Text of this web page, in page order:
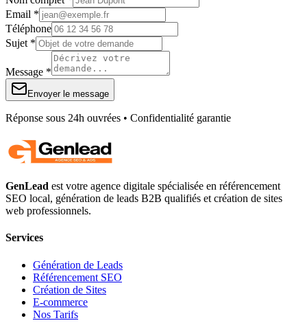
Email *
Téléphone
Sujet *
Message *
Envoyer le message
Réponse sous 24h ouvrées • Confidentialité garantie
GenLead est votre agence digitale spécialisée en référencement
SEO local, génération de leads B2B qualifiés et création de sites
web professionnels.
Services
Génération de Leads
Référencement SEO
Création de Sites
E-commerce
Nos Tarifs